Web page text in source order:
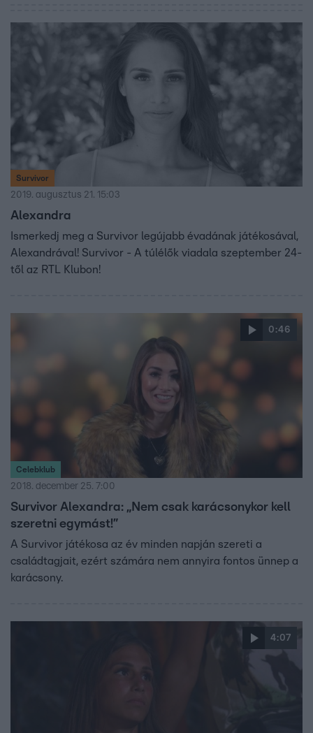
Survivor
2019. augusztus 21. 15:03
Alexandra
Ismerkedj meg a Survivor legújabb évadának játékosával,
Alexandrával! Survivor - A túlélők viadala szeptember 24-
től az RTL Klubon!
0:46
Celebklub
2018. december 25. 7:00
Survivor Alexandra: „Nem csak karácsonykor kell
szeretni egymást!”
A Survivor játékosa az év minden napján szereti a
családtagjait, ezért számára nem annyira fontos ünnep a
karácsony.
4:07